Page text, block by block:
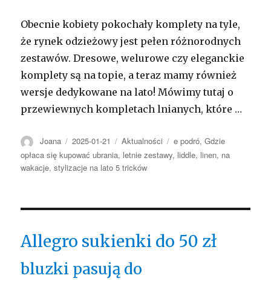
Obecnie kobiety pokochały komplety na tyle,
że rynek odzieżowy jest pełen różnorodnych
zestawów. Dresowe, welurowe czy eleganckie
komplety są na topie, a teraz mamy również
wersje dedykowane na lato! Mówimy tutaj o
przewiewnych kompletach lnianych, które …
Autor
Joana Opublikowano
2025-01-21 Kategorie
Aktualności Tagi
e podró,Gdzie
opłaca się kupować ubrania, letnie zestawy, liddle, linen, na
wakacje,stylizacje na lato 5 tricków
Allegro sukienki do 50 zł
bluzki pasują do